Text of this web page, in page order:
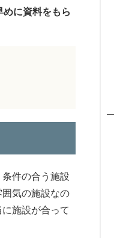
めに資料をもら
件の合う施設
気の施設なの
施設が合って